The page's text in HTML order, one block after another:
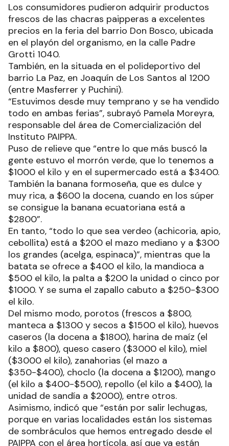
Los consumidores pudieron adquirir productos
frescos de las chacras paipperas a excelentes
precios en la feria del barrio Don Bosco, ubicada
en el playón del organismo, en la calle Padre
Grotti 1040.
También, en la situada en el polideportivo del
barrio La Paz, en Joaquín de Los Santos al 1200
(entre Masferrer y Puchini).
“Estuvimos desde muy temprano y se ha vendido
todo en ambas ferias”, subrayó Pamela Moreyra,
responsable del área de Comercialización del
Instituto PAIPPA.
Puso de relieve que “entre lo que más buscó la
gente estuvo el morrón verde, que lo tenemos a
$1000 el kilo y en el supermercado está a $3400.
También la banana formoseña, que es dulce y
muy rica, a $600 la docena, cuando en los súper
se consigue la banana ecuatoriana está a
$2800”.
En tanto, “todo lo que sea verdeo (achicoria, apio,
cebollita) está a $200 el mazo mediano y a $300
los grandes (acelga, espinaca)”, mientras que la
batata se ofrece a $400 el kilo, la mandioca a
$500 el kilo, la palta a $200 la unidad o cinco por
$1000. Y se suma el zapallo cabuto a $250-$300
el kilo.
Del mismo modo, porotos (frescos a $800,
manteca a $1300 y secos a $1500 el kilo), huevos
caseros (la docena a $1800), harina de maíz (el
kilo a $800), queso casero ($3000 el kilo), miel
($3000 el kilo), zanahorias (el mazo a
$350-$400), choclo (la docena a $1200), mango
(el kilo a $400-$500), repollo (el kilo a $400), la
unidad de sandía a $2000), entre otros.
Asimismo, indicó que “están por salir lechugas,
porque en varias localidades están los sistemas
de sombráculos que hemos entregado desde el
PAIPPA con el área hortícola, así que ya están